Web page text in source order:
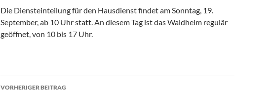
Die Diensteinteilung für den Hausdienst findet am Sonntag, 19.
September, ab 10 Uhr statt. An diesem Tag ist das Waldheim regulär
geöffnet, von 10 bis 17 Uhr.
Beitragsnavigation
VORHERIGER BEITRAG